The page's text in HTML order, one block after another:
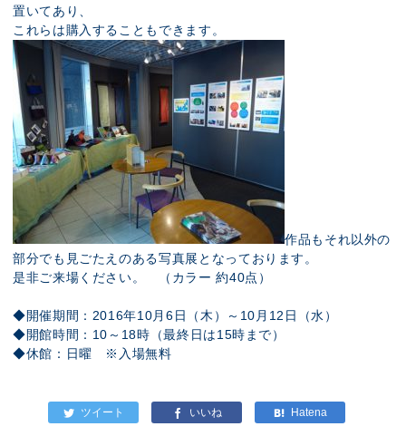
置いてあり、
これらは購入することもできます。
作品もそれ以外の
部分でも見ごたえのある写真展となっております。
是非ご来場ください。 （カラー 約40点）
◆開催期間：2016年10月6日（木）～10月12日（水）
◆開館時間：10～18時（最終日は15時まで）
◆休館：日曜 ※入場無料